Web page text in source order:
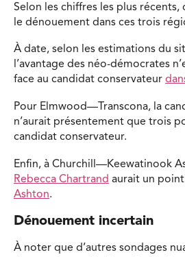
Selon les chiffres les plus
le dénouement dans ces trois
À date, selon les estimations du
l’avantage des néo-démocrates
face au candidat conservateur
Pour Elmwood—Transcona, la
n’aurait présentement que trois
candidat conservateur.
Enfin, à Churchill—Keewatinook
Rebecca Chartrand aurait un point
Ashton.
Dénouement incertain
À noter que d’autres sondages